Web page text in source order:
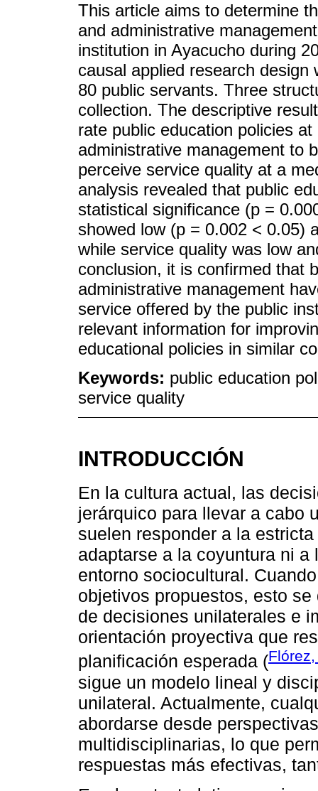
This article aims to determine
and administrative
institution in Ayacucho during
causal applied research
80 public servants. Three
collection. The descriptive
rate public education policies
administrative management to
perceive service quality at a
analysis revealed that public
statistical significance (p =
showed low (p = 0.002 < 0.05)
while service quality was low
conclusion, it is confirmed that
administrative management
service offered by the public
relevant information for
educational policies in similar
Keywords: public education
service quality
INTRODUCCIÓN
En la cultura actual, las
jerárquico para llevar a cabo
suelen responder a la
adaptarse a la coyuntura ni
entorno sociocultural.
objetivos propuestos, esto
de decisiones unilaterales e
orientación proyectiva que
planificación esperada (
sigue un modelo lineal y
unilateral. Actualmente,
abordarse desde
multidisciplinarias, lo que
respuestas más efectivas,